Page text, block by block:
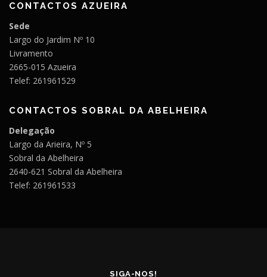
CONTACTOS AZUEIRA
Sede
Largo do Jardim Nº 10
Livramento
2665-015 Azueira
Telef: 261961529
CONTACTOS SOBRAL DA ABELHEIRA
Delegação
Largo da Arieira, Nº 5
Sobral da Abelheira
2640-621 Sobral da Abelheira
Telef: 261961533
SIGA-NOS!